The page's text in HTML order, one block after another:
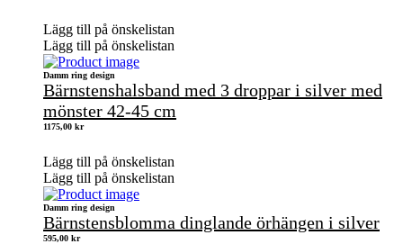
Lägg till på önskelistan
Lägg till på önskelistan
Damm ring design
Bärnstenshalsband med 3 droppar i silver med
mönster 42-45 cm
1175,00 kr
Lägg till på önskelistan
Lägg till på önskelistan
Damm ring design
Bärnstensblomma dinglande örhängen i silver
595,00 kr